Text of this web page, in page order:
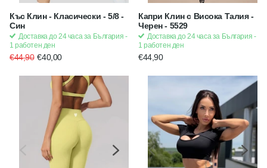
Къс Клин - Класически - 5/8 -
Син
Доставка до 24 часа за България -
1 работен ден
€44,90 €40,00
Капри Клин с Висока Талия -
Черен - 5529
Доставка до 24 часа за България -
1 работен ден
€44,90